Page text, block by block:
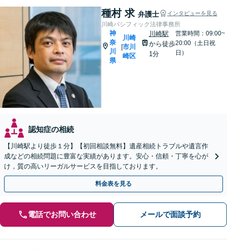
種村 求 弁護士 インタビューを見る
川崎パシフィック法律事務所
神
奈
川
県
|
川崎
市川
崎区
川崎駅
から徒歩
1分
営業時間：09:00~
20:00（土日祝
日）
認知症の相続
【川崎駅より徒歩１分】【初回相談無料】遺産相続トラブルや遺言作
成などの相続問題に豊富な実績があります。安心・信頼・丁寧を心が
け，質の高いリーガルサービスを目指しております。
料金表を見る
電話でお問い合わせ メールで面談予約